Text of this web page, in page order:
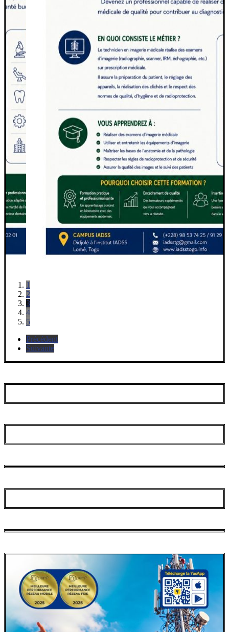
1
2
3
4
5
Précédent
Suivante